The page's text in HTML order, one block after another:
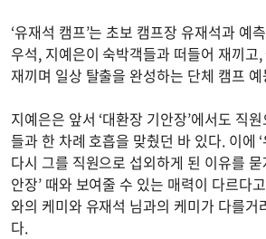
‘유재석 캠프’는 초보 캠프장 유재석과 예
우석, 지예은이 숙박객들과 떠들어 재끼고
재끼며 일상 탈출을 완성하는 단체 캠프 예
지예은은 앞서 ‘대환장 기안장’에서도 직
들과 한 차례 호흡을 맞췄던 바 있다. 이에
다시 그를 직원으로 섭외하게 된 이유를 묻
안장’ 때와 보여줄 수 있는 매력이 다르다
와의 케미와 유재석 님과의 케미가 다를거
다.